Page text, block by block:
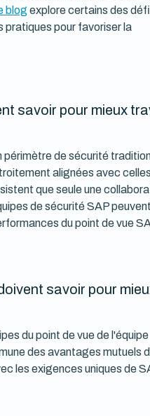
blog explore certains des
pratiques pour favoriser la
savoir pour mieux
périmètre de sécurité
alignées avec
que seule une
de sécurité SAP
du point de vue
savoir pour
du point de vue de l'équipe
des avantages mutuels
les exigences uniques de